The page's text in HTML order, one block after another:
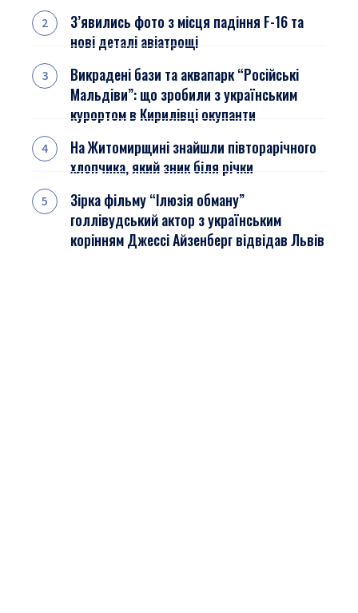
З’явились фото з місця падіння F-16 та
нові деталі авіатрощі
Викрадені бази та аквапарк “Російські
Мальдіви”: що зробили з українським
курортом в Кирилівці окупанти
На Житомирщині знайшли півторарічного
хлопчика, який зник біля річки
Зірка фільму “Ілюзія обману”
голлівудський актор з українським
корінням Джессі Айзенберг відвідав Львів